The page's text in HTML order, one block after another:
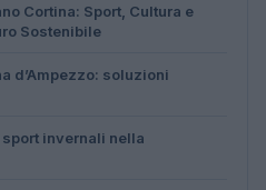
Cortina: Sport, Cultura e
Sostenibile
d’Ampezzo: soluzioni
invernali nella